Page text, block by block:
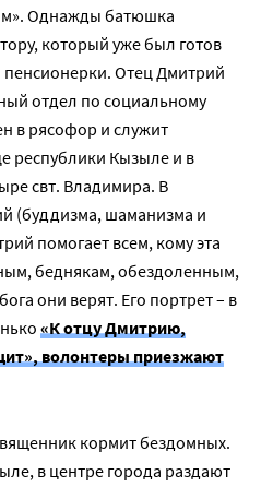
Однажды батюшка
который уже был готов
Отец Дмитрий
отдел по социальному
в рясофор и служит
республики Кызыле и в
свт. Владимира. В
(буддизма, шаманизма и
помогает всем, кому эта
беднякам, обездоленным,
они верят. Его портрет – в
«К отцу Дмитрию,
волонтеры приезжают
кормит бездомных.
в центре города раздают